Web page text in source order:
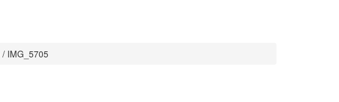
/IMG_5705